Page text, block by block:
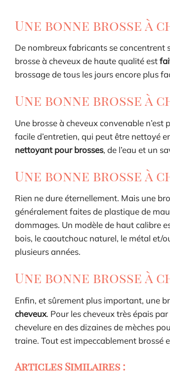
Une bonne brosse à
De nombreux fabricants se concentrent
brosse à cheveux de haute qualité est
brossage de tous les jours encore plus
Une bonne brosse à
Une brosse à cheveux convenable
facile d’entretien, qui peut être nettoyé
nettoyant pour brosses, de l’eau et un
Une bonne brosse à
Rien ne dure éternellement. Mais une
généralement faites de plastique de
dommages. Un modèle de haut calibre
bois, le caoutchouc naturel, le métal et/
plusieurs années.
Une bonne brosse à
Enfin, et sûrement plus important, une
cheveux. Pour les cheveux très épais
chevelure en des dizaines de mèches
traine. Tout est impeccablement brossé
Articles Similaires :